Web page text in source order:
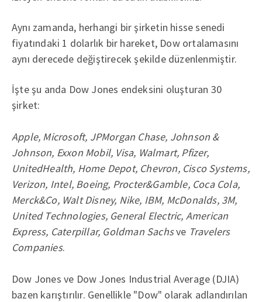
Aynı zamanda, herhangi bir şirketin hisse senedi
fiyatındaki 1 dolarlık bir hareket, Dow ortalamasını
aynı derecede değiştirecek şekilde düzenlenmiştir.
İşte şu anda Dow Jones endeksini oluşturan 30
şirket:
Apple, Microsoft, JPMorgan Chase, Johnson &
Johnson, Exxon Mobil, Visa, Walmart, Pfizer,
UnitedHealth, Home Depot, Chevron, Cisco Systems,
Verizon, Intel, Boeing, Procter&Gamble, Coca Cola,
Merck&Co, Walt Disney, Nike, IBM, McDonalds, 3M,
United Technologies, General Electric, American
Express, Caterpillar, Goldman Sachsve Travelers
Companies.
Dow Jones ve Dow Jones Industrial Average (DJIA)
bazen karıştırılır. Genellikle "Dow" olarak adlandırılan